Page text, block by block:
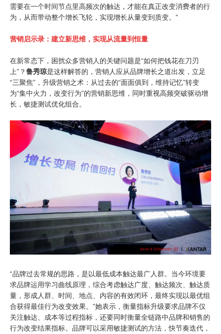
需要在一个时间节点里高频次的触达，才能在真正改变消费者的行
为，从而带动整个增长飞轮，实现增长从量变到质变。”
营销启示录：建立新思维，实现从流量到恒量
在新常态下，困扰众多营销人的关键问题是“如何把钱花在刀刃
上”？鲁秀琼是这样解答的，营销人应从品牌增长之道出发，立足
“三聚焦”，升级营销之术：从过去的“面面俱到，维持记忆”转变
为“集中火力，改变行为”的营销新思维，同时重视高频突破驱动增
长，敏捷测试优化组合。
“品牌过去常规的思路，是以最低成本触达最广人群。当今环境要
求品牌运用学习曲线原理，综合考虑触达广度、触达频次、触达质
量，形成人群、时间、地点、内容的有效闭环，最终实现以最优组
合获得最佳行为改变效果。”她表示，衡量指标升级要求品牌不仅
关注触达、成本等过程指标，还要同时衡量全链路中品牌和销售的
行为改变结果指标。品牌可以采用敏捷测试的方法，快节奏迭代，